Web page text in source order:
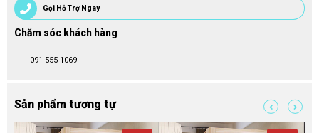
Gọi Hỗ Trợ Ngay
Chăm sóc khách hàng
091 555 1069
Sản phẩm tương tự